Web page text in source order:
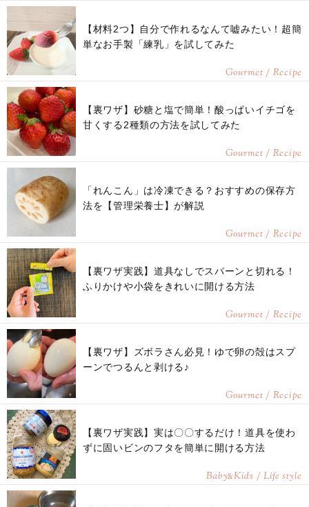
【材料2つ】自分で作れるなんて嘘みたい！超簡
単なお手製「練乳」を試してみた
Gourmet / Recipe
【裏ワザ】砂糖と塩で簡単！酸っぱいイチゴを
甘くする2種類の方法を試してみた
Gourmet / Recipe
「れんこん」は冷凍できる？おすすめの保存方
法を【管理栄養士】が解説
Gourmet / Recipe
【裏ワザ実践】道具なしでスパーンと切れる！
ふりかけや小袋をきれいに開ける方法
Gourmet / Recipe
【裏ワザ】ズボラさん必見！ゆで卵の殻はスプ
ーンでつるんと剥ける♪
Gourmet / Recipe
【裏ワザ実践】実は〇〇するだけ！道具を使わ
ずに固いビンのフタを簡単に開ける方法
Baby&Kids / Life style